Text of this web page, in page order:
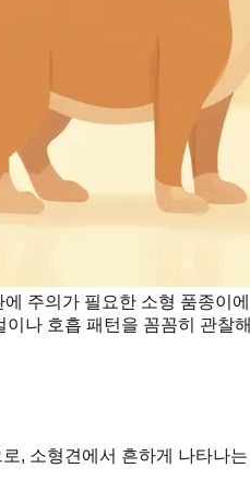
에 주의가 필요한 소형 품종이
나 호흡 패턴을 꼼꼼히 관찰
, 소형견에서 흔하게 나타나